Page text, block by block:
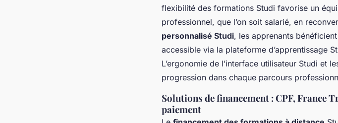
flexibilité des formations Studi favorise un
professionnel, que l’on soit salarié, en
personnalisé Studi, les apprenants
accessible via la plateforme d’apprentissage
L’ergonomie de l’interface utilisateur Studi et
progression dans chaque parcours
Solutions de financement : CPF, France
paiement